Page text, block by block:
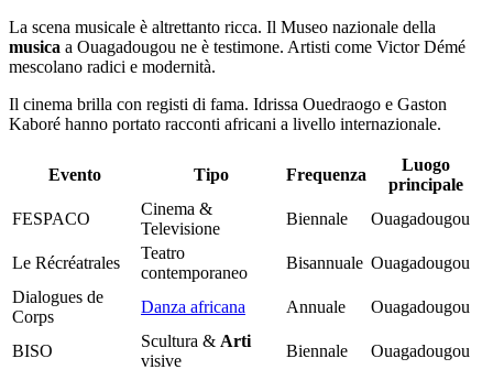
La scena musicale è altrettanto ricca. Il Museo nazionale della
musica a Ouagadougou ne è testimone. Artisti come Victor Démé
mescolano radici e modernità.
Il cinema brilla con registi di fama. Idrissa Ouedraogo e Gaston
Kaboré hanno portato racconti africani a livello internazionale.
Evento Tipo Frequenza
Luogo
principale
FESPACO
Cinema &
Televisione
Biennale Ouagadougou
Le Récréatrales
Teatro
contemporaneo
Bisannuale Ouagadougou
Dialogues de
Corps
Danza africana Annuale Ouagadougou
BISO
Scultura & Arti
visive
Biennale Ouagadougou